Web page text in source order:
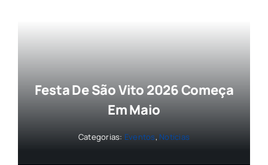
Festa De São Vito 2026 Começa
Em Maio
Categorias: Eventos, Notícias